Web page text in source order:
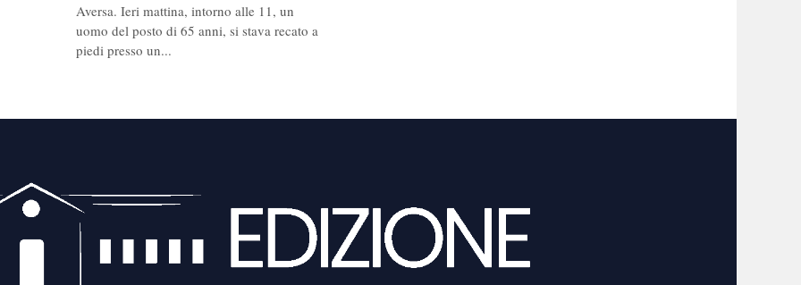
Aversa. Ieri mattina, intorno alle 11, un
uomo del posto di 65 anni, si stava recato a
piedi presso un...